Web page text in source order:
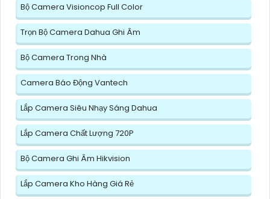
Bộ Camera Visioncop Full Color
Trọn Bộ Camera Dahua Ghi Âm
Bộ Camera Trong Nhà
Camera Báo Động Vantech
Lắp Camera Siêu Nhạy Sáng Dahua
Lắp Camera Chất Lượng 720P
Bộ Camera Ghi Âm Hikvision
Lắp Camera Kho Hàng Giá Rẻ